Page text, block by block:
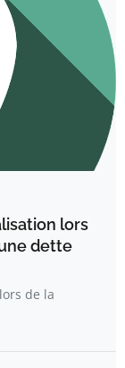
lors
dette
de la